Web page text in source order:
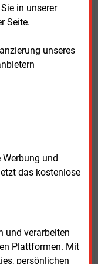
in unserer
Seite.
unseres
und
das kostenlose
und verarbeiten
Plattformen. Mit
persönlichen
Die
zu
vor allem
auf
Bürgern,
Orientierung
stehen
erneuerbarer
soll geklärt
eignen